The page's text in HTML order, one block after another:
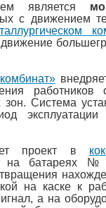
является
с движением
зон. Система
проект в
на
на каске к
а на